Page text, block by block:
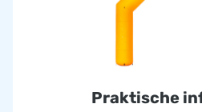
Praktische